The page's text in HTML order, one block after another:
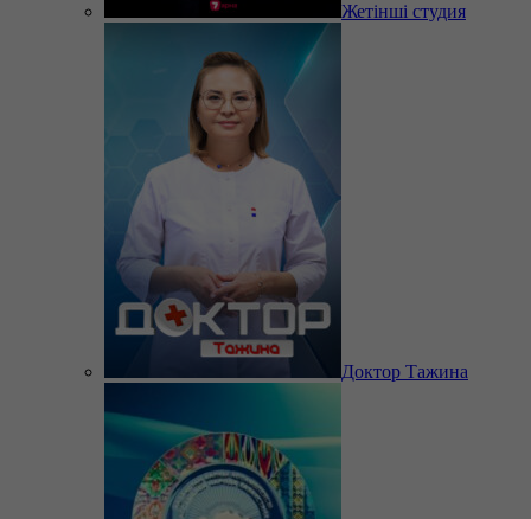
Жетінші студия
Доктор Тажина